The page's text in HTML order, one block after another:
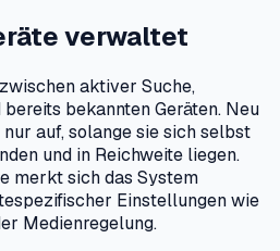
verwaltet
aktiver Suche,
bekannten Geräten. Neu
auf, solange sie sich selbst
und in Reichweite liegen.
merkt sich das System
Einstellungen wie
Medienregelung.